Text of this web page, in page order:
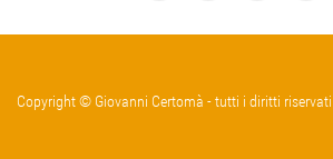
Copyright © Giovanni Certomà - tutti i diritti